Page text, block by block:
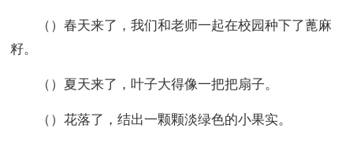
（）春天来了，我们和老师一起在校园种下了蓖麻
籽。
（）夏天来了，叶子大得像一把把扇子。
（）花落了，结出一颗颗淡绿色的小果实。